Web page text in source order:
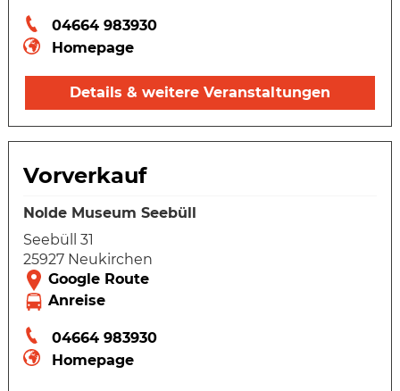
04664 983930
Homepage
Details & weitere Veranstaltungen
Vorverkauf
Nolde Museum Seebüll
Seebüll 31
25927 Neukirchen
04664 983930
Homepage